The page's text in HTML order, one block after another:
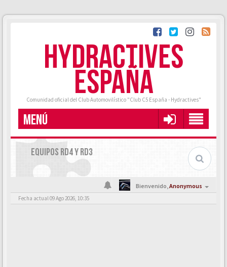
HYDRACTIVES
ESPAÑA
Comunidad oficial del Club Automovilístico "Club C5 España - Hydractives"
MENÚ
EQUIPOS RD4 Y RD3
Bienvenido,Anonymous
Fecha actual 09 Ago 2026, 10:35